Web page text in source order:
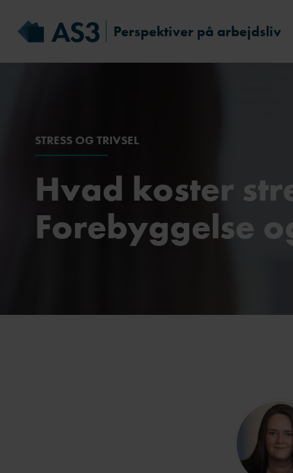
Perspektiver på arbejdsliv
STRESS OG TRIVSEL
Hvad koster
Forebyggelse